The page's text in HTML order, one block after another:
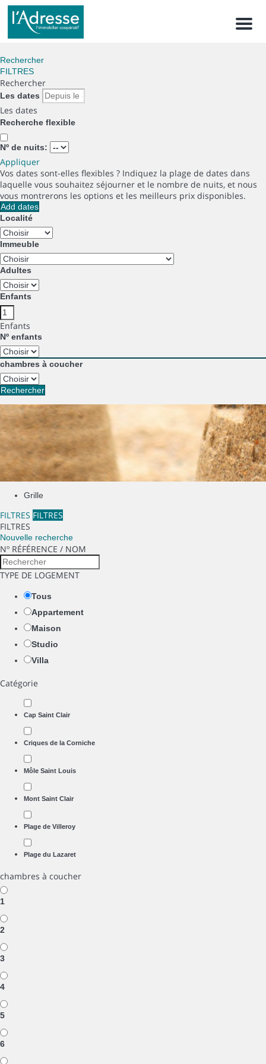
Menu
Rechercher
FILTRES
Rechercher
Les dates
Les dates
Recherche flexible
Nº de nuits:
Appliquer
Vos dates sont-elles flexibles ? Indiquez la plage de dates dans
laquelle vous souhaitez séjourner et le nombre de nuits, et nous
vous montrerons les options et les meilleurs prix disponibles.
Add dates
Localité
Immeuble
Adultes
Enfants
Enfants
Nº enfants
chambres à coucher
Rechercher
Grille
FILTRES FILTRES
FILTRES
Nouvelle recherche
Nº RÉFÉRENCE / NOM
TYPE DE LOGEMENT
Tous
Appartement
Maison
Studio
Villa
Catégorie
Cap Saint Clair
Criques de la Corniche
Môle Saint Louis
Mont Saint Clair
Plage de Villeroy
Plage du Lazaret
chambres à coucher
1
2
3
4
5
6